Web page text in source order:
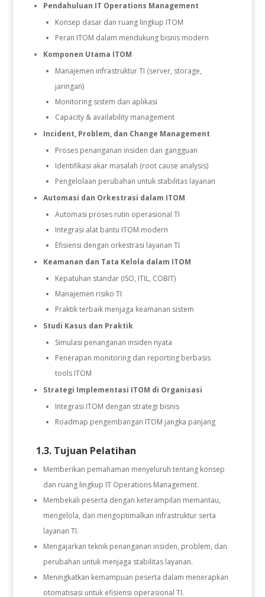
Pendahuluan IT Operations Management
Konsep dasar dan ruang lingkup ITOM
Peran ITOM dalam mendukung bisnis modern
Komponen Utama ITOM
Manajemen infrastruktur TI (server, storage,
jaringan)
Monitoring sistem dan aplikasi
Capacity & availability management
Incident, Problem, dan Change Management
Proses penanganan insiden dan gangguan
Identifikasi akar masalah (root cause analysis)
Pengelolaan perubahan untuk stabilitas layanan
Automasi dan Orkestrasi dalam ITOM
Automasi proses rutin operasional TI
Integrasi alat bantu ITOM modern
Efisiensi dengan orkestrasi layanan TI
Keamanan dan Tata Kelola dalam ITOM
Kepatuhan standar (ISO, ITIL, COBIT)
Manajemen risiko TI
Praktik terbaik menjaga keamanan sistem
Studi Kasus dan Praktik
Simulasi penanganan insiden nyata
Penerapan monitoring dan reporting berbasis
tools ITOM
Strategi Implementasi ITOM di Organisasi
Integrasi ITOM dengan strategi bisnis
Roadmap pengembangan ITOM jangka panjang
1.3. Tujuan Pelatihan
Memberikan pemahaman menyeluruh tentang konsep
dan ruang lingkup IT Operations Management.
Membekali peserta dengan keterampilan memantau,
mengelola, dan mengoptimalkan infrastruktur serta
layanan TI.
Mengajarkan teknik penanganan insiden, problem, dan
perubahan untuk menjaga stabilitas layanan.
Meningkatkan kemampuan peserta dalam menerapkan
otomatisasi untuk efisiensi operasional TI.